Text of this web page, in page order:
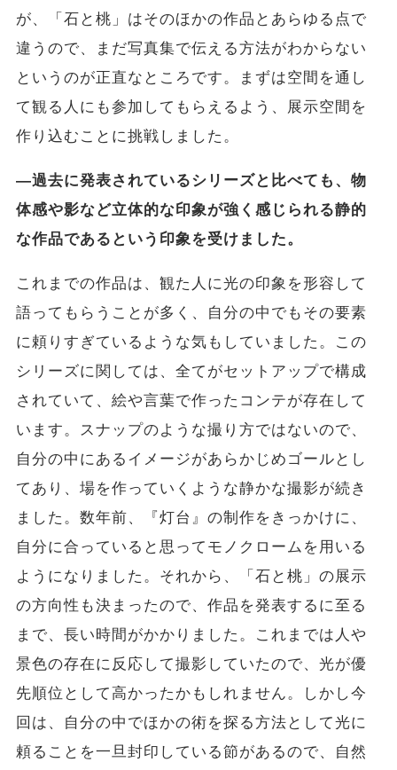
が、「石と桃」はそのほかの作品とあらゆる点で
違うので、まだ写真集で伝える方法がわからない
というのが正直なところです。まずは空間を通し
て観る人にも参加してもらえるよう、展示空間を
作り込むことに挑戦しました。
―過去に発表されているシリーズと比べても、物
体感や影など立体的な印象が強く感じられる静的
な作品であるという印象を受けました。
これまでの作品は、観た人に光の印象を形容して
語ってもらうことが多く、自分の中でもその要素
に頼りすぎているような気もしていました。この
シリーズに関しては、全てがセットアップで構成
されていて、絵や言葉で作ったコンテが存在して
います。スナップのような撮り方ではないので、
自分の中にあるイメージがあらかじめゴールとし
てあり、場を作っていくような静かな撮影が続き
ました。数年前、『灯台』の制作をきっかけに、
自分に合っていると思ってモノクロームを用いる
ようになりました。それから、「石と桃」の展示
の方向性も決まったので、作品を発表するに至る
まで、長い時間がかかりました。これまでは人や
景色の存在に反応して撮影していたので、光が優
先順位として高かったかもしれません。しかし今
回は、自分の中でほかの術を探る方法として光に
頼ることを一旦封印している節があるので、自然